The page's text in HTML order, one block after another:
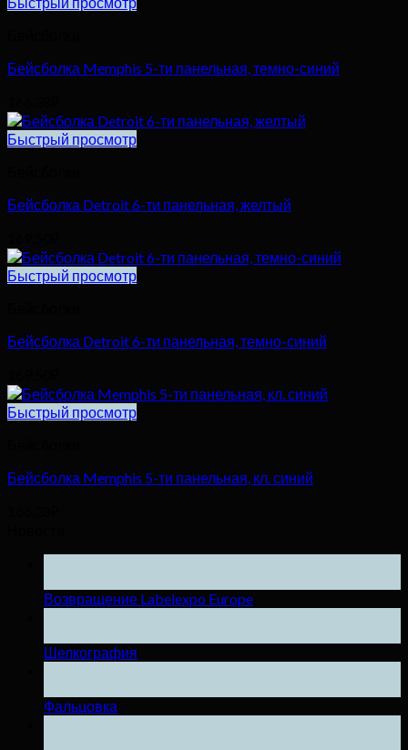
Бейсболка Memphis 5-ти панельная, темно-синий
Быстрый просмотр
Бейсболка Detroit 6-ти панельная, желтый
Быстрый просмотр
Бейсболка Detroit 6-ти панельная, темно-синий
Быстрый просмотр
Бейсболка Memphis 5-ти панельная, кл. синий
Возвращение Labelexpo Europe
Шелкография
Фальцовка